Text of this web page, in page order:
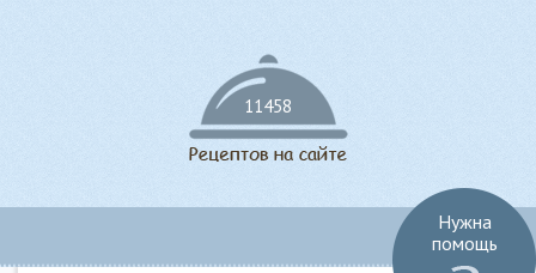
11458
Нужна
помощь